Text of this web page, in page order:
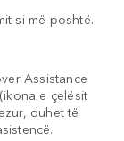
si më poshtë.
Assistance
e çelësit
duhet të